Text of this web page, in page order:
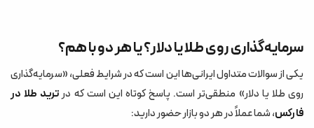
سرمایه‌گذاری روی طلا یا دلار؟ یا هر دو با هم؟
یکی از سوالات متداول ایرانی‌ها این است که در شرایط فعلی، «سرمایه‌گذاری
روی طلا یا دلار» منطقی‌تر است. پاسخ کوتاه این است که درترید طلا در
فارکس، شما عملاً در هر دو بازار حضور دارید: